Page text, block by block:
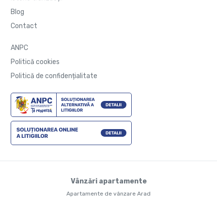
Blog
Contact
ANPC
Politică cookies
Politică de confidențialitate
Vânzări apartamente
Apartamente de vânzare Arad